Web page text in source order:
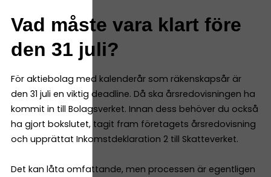
Vad måste vara klart före
den 31 juli?
För aktiebolag med kalenderår som räkenskapsår är
den 31 juli en viktig deadline. Då ska årsredovisningen ha
kommit in till Bolagsverket. Innan dess behöver du också
ha gjort bokslutet, tagit fram företagets årsredovisning
och upprättat Inkomstdeklaration 2 till Skatteverket.
Det kan låta omfattande, men processen är egentligen